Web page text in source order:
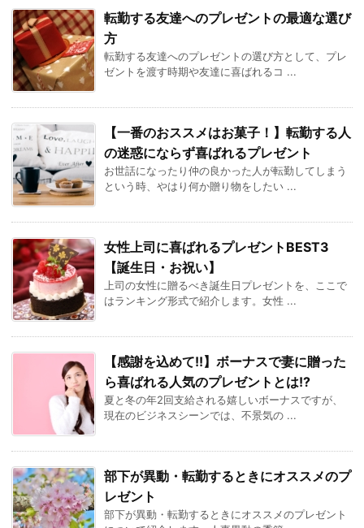
転勤する友達へのプレゼントの最適な選び
方
転勤する友達へのプレゼントの選び方として、プレ
ゼントを渡す時期や友達に喜ばれるコ ...
【一番のおススメはお菓子！】転勤する人
の迷惑にならず喜ばれるプレゼント
お世話になったり仲の良かった人が転勤してしまう
という時、やはり何か贈り物をしたい ...
女性上司に喜ばれるプレゼントBEST3
【誕生日・お祝い】
上司の女性に贈るべき誕生日プレゼントを、ここで
はランキング形式で紹介します。女性 ...
【感謝を込めて!!】ボーナスで妻に贈った
ら喜ばれる人気のプレゼントとは!?
夏と冬の年2回支給される嬉しいボーナスですが、
現在のビジネスシーンでは、不景気の ...
部下が異動・転勤するときにオススメのプ
レゼント
部下が異動・転勤するときにオススメのプレゼント